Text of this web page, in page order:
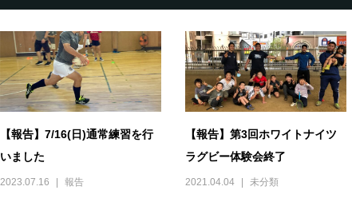
【報告】7/16(日)通常練習を行
いました
2023.07.16 報告
【報告】第3回ホワイトナイツ
ラグビー体験会終了
2021.04.04 未分類